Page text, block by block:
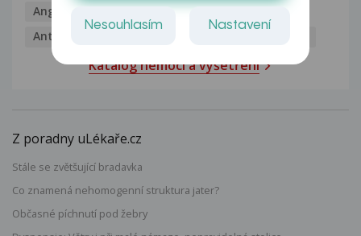
Angína
Antibiotika
Antidepresiva
Antihistaminika
Katalog nemocí a vyšetření
Z poradny uLékaře.cz
Stále se zvětšující bradavka
Co znamená nehomogenní struktura jater?
Občasné píchnutí pod žebry
Nesouhlasím Nastavení